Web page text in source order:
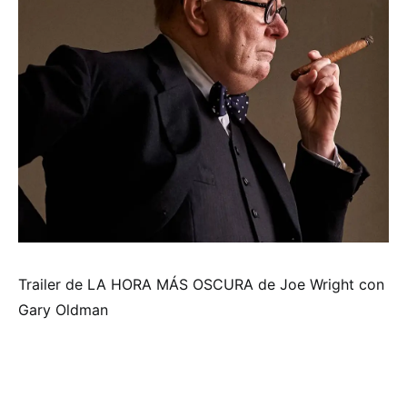
Trailer de LA HORA MÁS OSCURA de Joe Wright con
Gary Oldman